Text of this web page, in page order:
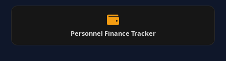
Personnel Finance Tracker